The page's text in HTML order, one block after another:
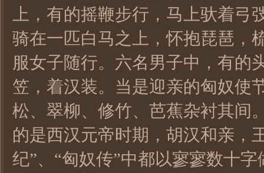
上，有的摇鞭步行，马上驮着
骑在一匹白马之上，怀抱琵琶，
服女子随行。六名男子中，有的
笠，着汉装。当是迎亲的匈奴使
松、翠柳、修竹、芭蕉杂衬其间
的是西汉元帝时期，胡汉和亲，
纪”、“匈奴传”中都以寥寥数十